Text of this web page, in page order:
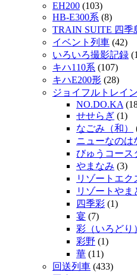
EH200 (103)
HB-E300系 (8)
TRAIN SUITE 四季
イベント列車 (42)
いろいろ撮影記録
キハ110系 (107)
キハE200形 (28)
ジョイフルトレイン
NO.DO.KA
せせらぎ (1)
なごみ（和）
ニューなのは
びゅうコース
やまなみ (3)
リゾートエク
リゾートやま
四季彩 (1)
宴 (7)
彩（いろどり
彩野 (1)
華 (11)
回送列車 (433)